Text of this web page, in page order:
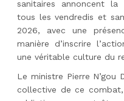
sanitaires annoncent
tous les vendredis et
2026, avec une
manière d’inscrire
une véritable culture du
Le ministre Pierre N’gou
collective de ce